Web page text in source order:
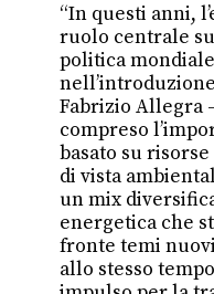
“In questi anni,
ruolo centrale
politica
Fabrizio Allegra
compreso
basato su
di vista
un mix
energetica che
fronte temi
allo stesso